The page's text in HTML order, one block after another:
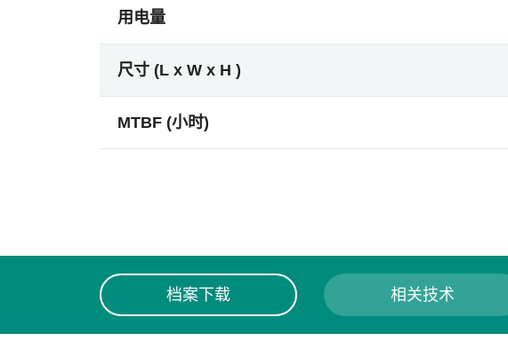
用电量
尺寸 (L x W x H )
MTBF (小时)
档案下载 相关技术